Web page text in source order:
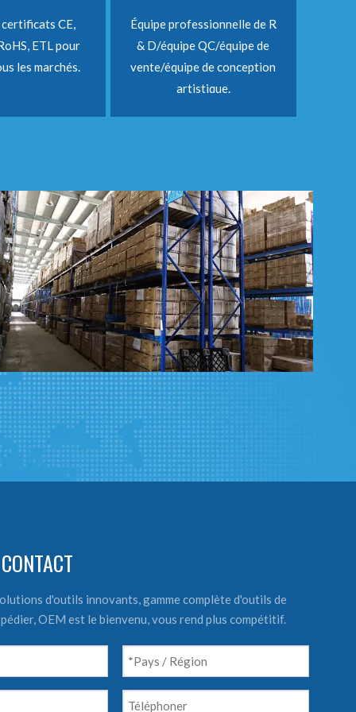
CE,
ETL pour
les marchés.
Équipe professionnelle de R
& D/équipe QC/équipe de
vente/équipe de conception
artistique.
d'outils innovants, gamme complète d'outils de
OEM est le bienvenu, vous rend plus compétitif.